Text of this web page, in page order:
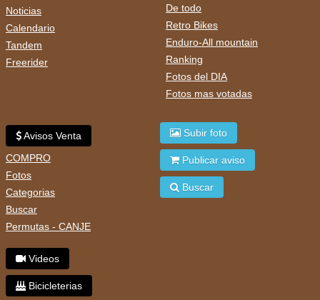
Noticias
Calendario
Tandem
Freerider
De todo
Retro Bikes
Enduro-All mountain
Ranking
Fotos del DIA
Fotos mas votadas
Avisos Venta
COMPRO
Fotos
Categorias
Buscar
Permutas - CANJE
Videos
Bicicleterias
Subir foto
Publicar aviso
Buscar